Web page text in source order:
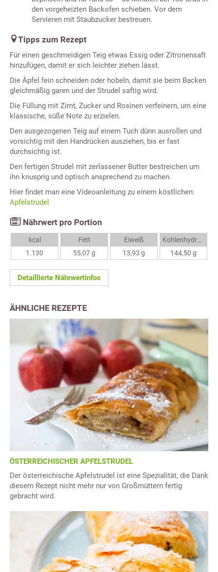
den vorgeheizten Backofen schieben. Vor dem
Servieren mit Staubzucker bestreuen.
Tipps zum Rezept
Für einen geschmeidigen Teig etwas Essig oder Zitronensaft
hinzufügen, damit er sich leichter ziehen lässt.
Die Äpfel fein schneiden oder hobeln, damit sie beim Backen
gleichmäßig garen und der Strudel saftig wird.
Die Füllung mit Zimt, Zucker und Rosinen verfeinern, um eine
klassische, süße Note zu erzielen.
Den ausgezogenen Teig auf einem Tuch dünn ausrollen und
vorsichtig mit den Handrücken ausziehen, bis er fast
durchsichtig ist.
Den fertigen Strudel mit zerlassener Butter bestreichen um
ihn knusprig und optisch ansprechend zu machen.
Hier findet man eine Videoanleitung zu einem köstlichen:
Apfelstrudel
Nährwert pro Portion
kcal
1.130
Fett
55,07 g
Eiweiß
13,93 g
Kohlenhydrate
144,50 g
Detaillierte Nährwertinfos
ÄHNLICHE REZEPTE
ÖSTERREICHISCHER APFELSTRUDEL
Der österreichische Apfelstrudel ist eine Spezialität, die Dank
diesem Rezept nicht mehr nur von Großmüttern fertig
gebracht wird.